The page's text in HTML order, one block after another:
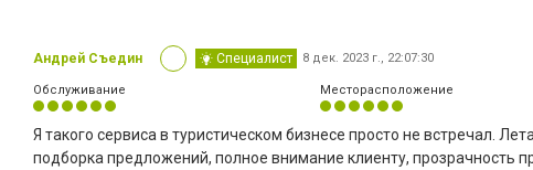
Андрей Съедин Специалист 8 дек. 2023 г., 22:07:30
Обслуживание Месторасположение
Я такого сервиса в туристическом бизнесе просто не встречал.
подборка предложений, полное внимание клиенту, прозрачность